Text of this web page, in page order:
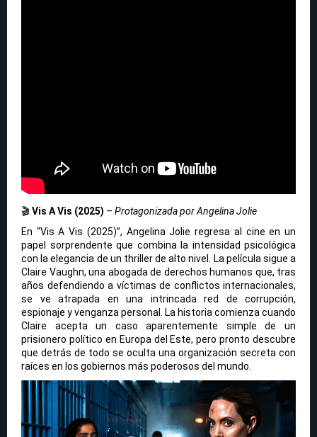
🎬Vis A Vis (2025) – Protagonizada por Angelina Jolie
En “Vis A Vis (2025)”, Angelina Jolie regresa al cine en un
papel sorprendente que combina la intensidad psicológica
con la elegancia de un thriller de alto nivel. La película sigue a
Claire Vaughn, una abogada de derechos humanos que, tras
años defendiendo a víctimas de conflictos internacionales,
se ve atrapada en una intrincada red de corrupción,
espionaje y venganza personal. La historia comienza cuando
Claire acepta un caso aparentemente simple de un
prisionero político en Europa del Este, pero pronto descubre
que detrás de todo se oculta una organización secreta con
raíces en los gobiernos más poderosos del mundo.